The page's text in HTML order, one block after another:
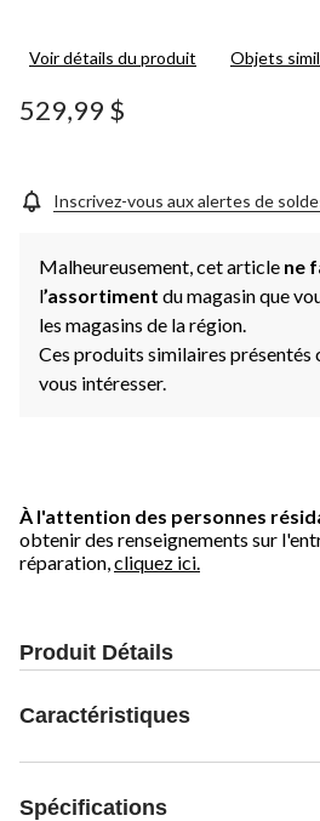
Voir détails du produit Objets
529,99 $
Inscrivez-vous aux alertes de
Malheureusement, cet article ne
l’assortiment du magasin que
les magasins de la région.
Ces produits similaires présentés
vous intéresser.
À l'attention des personnes
obtenir des renseignements sur
réparation, cliquez ici.
Produit Détails
Caractéristiques
Spécifications